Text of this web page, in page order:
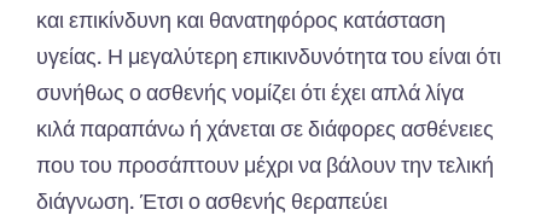
και επικίνδυνη και θανατηφόρος κατάσταση
υγείας. Η μεγαλύτερη επικινδυνότητα του είναι ότι
συνήθως ο ασθενής νομίζει ότι έχει απλά λίγα
κιλά παραπάνω ή χάνεται σε διάφορες ασθένειες
που του προσάπτουν μέχρι να βάλουν την τελική
διάγνωση. Έτσι ο ασθενής θεραπεύει